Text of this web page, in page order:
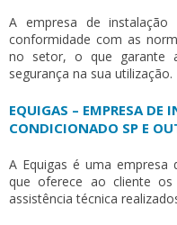
A empresa de
conformidade com as
no setor, o que garante
segurança na sua utilização.
EQUIGAS – EMPRESA DE
CONDICIONADO SP E
A Equigas é uma empresa
que oferece ao cliente
assistência técnica